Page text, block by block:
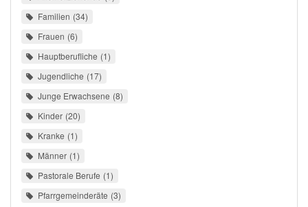
Familien 34
Frauen 6
Hauptberufliche 1
Jugendliche 17
Junge Erwachsene 8
Kinder 20
Kranke 1
Männer 1
Pastorale Berufe 1
Pfarrgemeinderäte 3